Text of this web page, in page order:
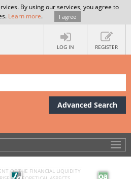
By using our services, you agree to
Learn more. I agree
LOG IN REGISTER
Advanced Search